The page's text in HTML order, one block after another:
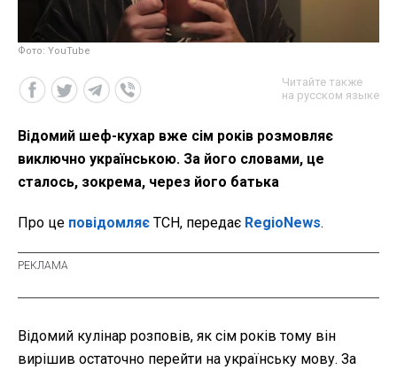
Фото: YouTube
Читайте также
на русском языке
Відомий шеф-кухар вже сім років розмовляє
виключно українською. За його словами, це
сталось, зокрема, через його батька
Про це повідомляє ТСН, передає RegioNews.
Відомий кулінар розповів, як сім років тому він
вирішив остаточно перейти на українську мову. За